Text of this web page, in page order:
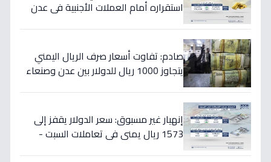
استقراره أمام العملات الأجنبية في عدن
صادم: تفاوت أسعار صرف الريال اليمني
يتجاوز 1000 ريال للدولار بين عدن وصنعاء
إنهيار غير مسبوق: سعر الدولار يقفز إلى
1573 ريال يمني في تعاملات السبت -